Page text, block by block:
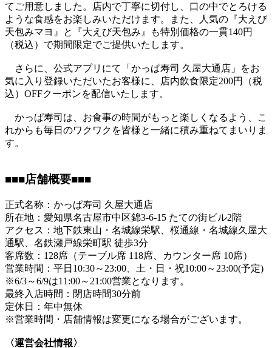
てご用意しました。店内で丁寧に切付し、口の中でとろける
ような食感をお楽しみいただけます。また、人気の『大えび
天包みマヨ』と『大えび天包み』も特別価格の一貫140円
（税込）で期間限定でご提供いたします。
さらに、公式アプリにて「かっぱ寿司 久屋大通店」をお
気に入り登録いただいたお客様に、店内飲食限定200円（税
込）OFFクーポンを配信いたします。
かっぱ寿司は、お食事の時間がもっと楽しくなるよう、こ
れからも毎日のワクワクを皆様と一緒に積み重ねてまいりま
す。
■■■店舗概要■■■
正式名称：かっぱ寿司 久屋大通店
所在地：愛知県名古屋市中区錦3-6-15 たての街ビル2階
アクセス：地下鉄東山・名城線栄駅、桜通線・名城線久屋大
通駅、名鉄瀬戸線栄町駅 徒歩3分
客席数：128席（テーブル席 118席、カウンター席 10席）
営業時間：平日10:30～23:00、土・日・祝10:00～23:00(予定)
※6/3～6/9は11:00～21:00営業となります。
最終入店時間：閉店時間30分前
定休日：年中無休
※営業時間・店舗情報は変更になる場合がございます。
〈運営会社情報〉